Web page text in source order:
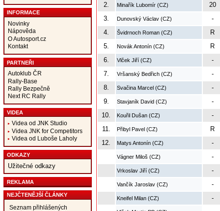
INFORMACE
Novinky
Nápověda
O Autosport.cz
Kontakt
PARTNEŘI
Autoklub ČR
Rally-Base
Rally Bezpečně
Next RC Rally
VIDEA
Videa od JNK Studio
Videa JNK for Competitors
Videa od Luboše Laholy
ODKAZY
Užitečné odkazy
REKLAMA
NEJČTENĚJŠÍ ČLÁNKY
Seznam přihlášených
2.
Minařík Lubomír (CZ)
20
3.
Dunovský Václav (CZ)
-
4.
Švidrnoch Roman (CZ)
R
5.
Novák Antonín (CZ)
R
6.
Vlček Jiří (CZ)
-
7.
Vršanský Bedřich (CZ)
-
8.
Svačina Marcel (CZ)
-
9.
Stavjaník David (CZ)
-
10.
Kouřil Dušan (CZ)
-
11.
Přibyl Pavel (CZ)
R
12.
Matys Antonín (CZ) -
Vágner Miloš (CZ) -
Vrkoslav Jiří (CZ) -
Vančík Jaroslav (CZ) -
Kneifel Milan (CZ) -